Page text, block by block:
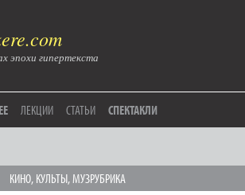
эпохи гипертекста
ЛЕКЦИИ СТАТЬИ СПЕКТАКЛИ
КИНО, КУЛЬТЫ,МУЗРУБРИКА